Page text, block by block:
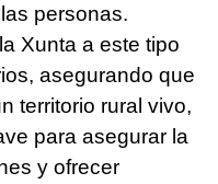
personas.
Xunta a este tipo
asegurando que
territorio rural vivo,
para asegurar la
y ofrecer